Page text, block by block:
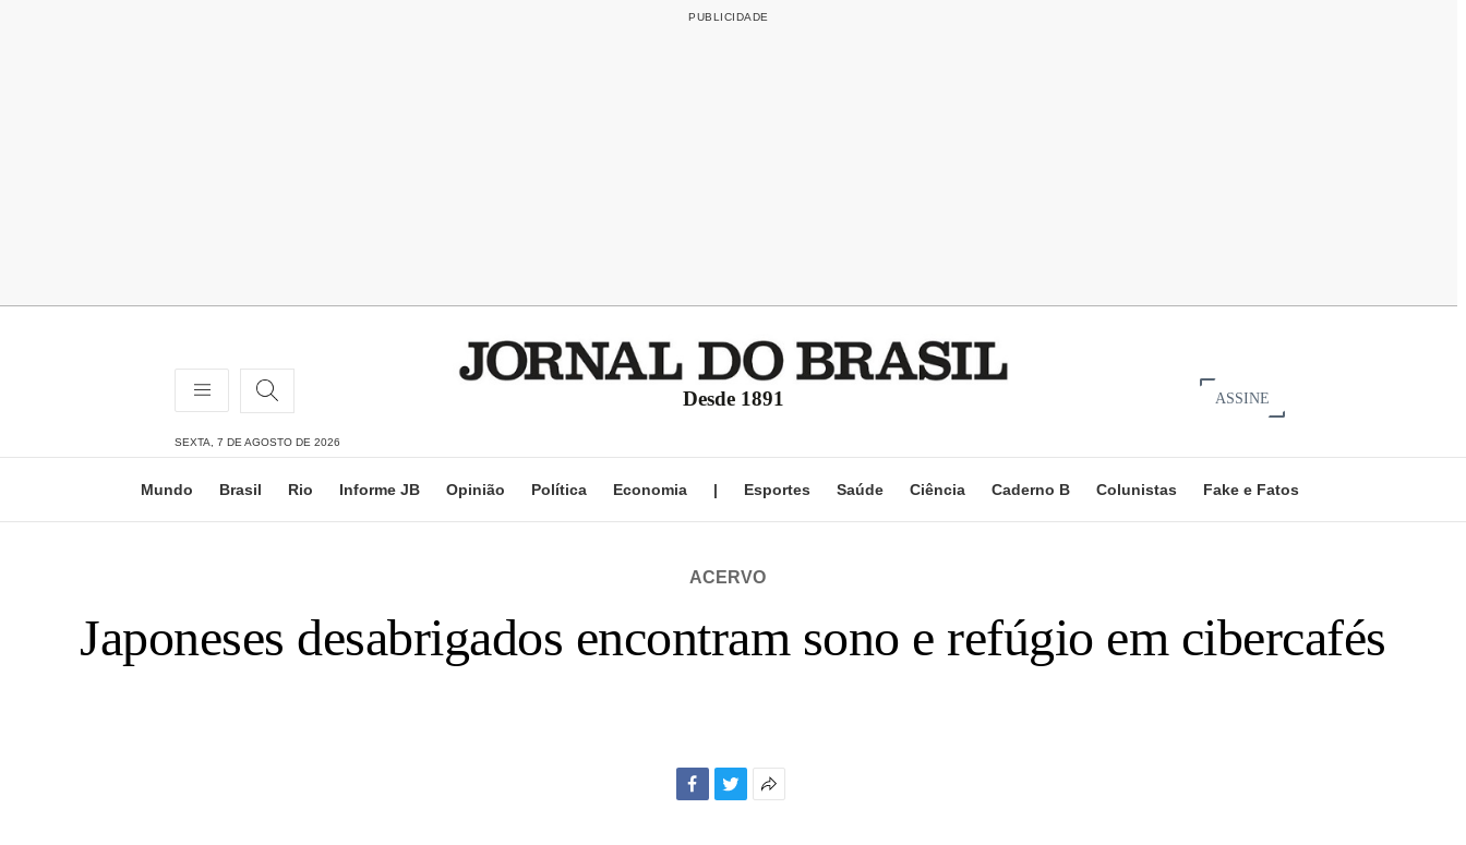
Desde 1891 ASSINE
SEXTA, 7 DE AGOSTO DE 2026
Mundo Brasil Rio Informe JB Opinião Política Economia | Esportes Saúde Ciência Caderno B Colunistas Fake e Fatos
ACERVO
Japoneses desabrigados encontram sono e refúgio em cibercafés